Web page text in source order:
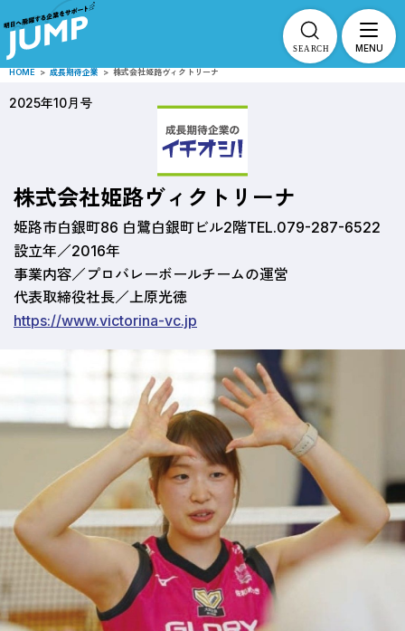
MENU
HOME > 成長期待企業 > 株式会社姫路ヴィクトリーナ
2025年10月号
株式会社姫路ヴィクトリーナ
姫路市白銀町86 白鷺白銀町ビル2階TEL.079-287-6522
設立年／2016年
事業内容／プロバレーボールチームの運営
代表取締役社長／上原光徳
https://www.victorina-vc.jp